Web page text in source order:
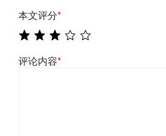
本文评分*
评论内容*